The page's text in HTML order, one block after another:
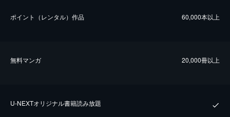
ポイント（レンタル）作品 60,000本以上
無料マンガ 20,000冊以上
U-NEXTオリジナル書籍読み放題